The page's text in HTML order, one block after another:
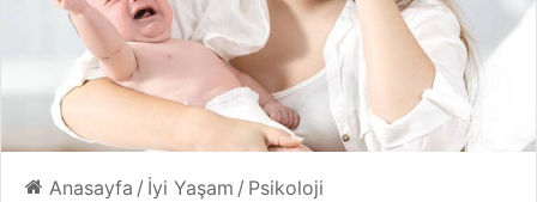
Anasayfa / İyi Yaşam / Psikoloji